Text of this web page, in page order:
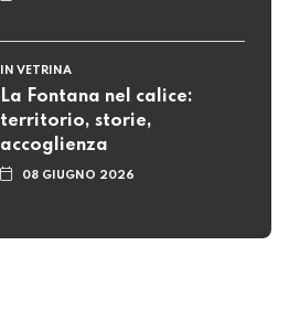
IN VETRINA
La Fontana nel calice:
territorio, storie,
accoglienza
08 GIUGNO 2026